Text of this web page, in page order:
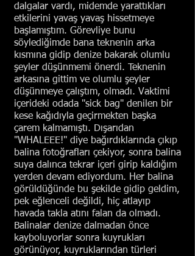
dalgalar vardı, midemde yarattıkları
etkilerini yavaş yavaş hissetmeye
başlamıştım. Görevliye bunu
söylediğimde bana teknenin arka
kısmına gidip denize bakarak olumlu
şeyler düşünmemi önerdi. Teknenin
arkasına gittim ve olumlu şeyler
düşünmeye çalıştım, olmadı. Vaktimi
içerideki odada "sick bag" denilen bir
kese kağıdıyla geçirmekten başka
çarem kalmamıştı. Dışarıdan
"WHALEEE!" diye bağırdıklarında çıkıp
balina fotoğrafları çekiyor, sonra balina
suya dalınca tekrar içeri girip kaldığım
yerden devam ediyordum. Her balina
görüldüğünde bu şekilde gidip geldim,
pek eğlenceli değildi, hiç atlayıp
havada takla atını falan da olmadı.
Balinalar denize dalmadan önce
kayboluyorlar sonra kuyrukları
görünüyor, kuyruklarından türleri